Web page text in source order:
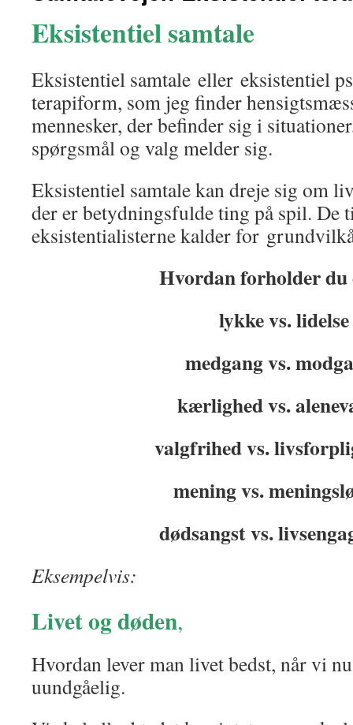
Eksistentiel samtale
Eksistentiel samtale eller eksistentiel
terapiform, som jeg finder
mennesker, der befinder sig i
spørgsmål og valg melder sig.
Eksistentiel samtale kan dreje sig om
der er betydningsfulde ting på spil. De
eksistentialisterne kalder for
Hvordan forholder
lykke vs. lidelse
medgang vs.
kærlighed vs.
valgfrihed vs.
mening vs.
dødsangst vs.
Eksempelvis:
Livet og døden,
Hvordan lever man livet bedst, når vi
uundgåelig.